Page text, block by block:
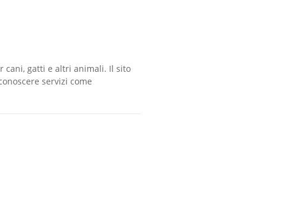
cani, gatti e altri animali. Il sito
servizi come